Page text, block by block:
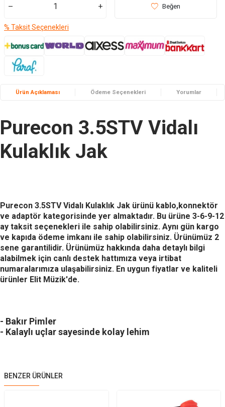
Beğen
% Taksit Seçenekleri
Ürün Açıklaması Ödeme Seçenekleri Yorumlar
Purecon 3.5STV Vidalı
Kulaklık Jak
Purecon 3.5STV Vidalı Kulaklık Jak ürünü kablo,konnektör
ve adaptör kategorisinde yer almaktadır. Bu ürüne 3-6-9-12
ay taksit seçenekleri ile sahip olabilirsiniz. Aynı gün kargo
ve kapıda ödeme imkanı ile sahip olabilirsiniz. Ürünümüz 2
sene garantilidir. Ürünümüz hakkında daha detaylı bilgi
alabilmek için canlı destek hattımıza veya irtibat
numaralarımıza ulaşabilirsiniz. En uygun fiyatlar ve kaliteli
ürünler Elit Müzik'de.
- Bakır Pimler
- Kalaylı uçlar sayesinde kolay lehim
BENZER ÜRÜNLER